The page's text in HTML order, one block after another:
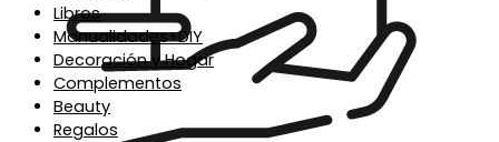
Libros
Manualidades+DIY
Decoración y Hogar
Complementos
Beauty
Regalos